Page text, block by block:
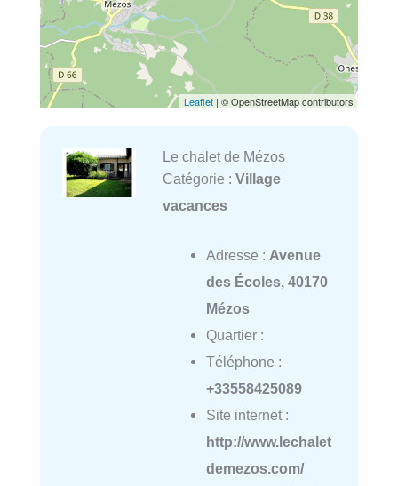
Leaflet | © OpenStreetMap contributors
Le chalet de Mézos
Catégorie : Village
vacances
Adresse : Avenue
des Écoles, 40170
Mézos
Quartier :
Téléphone :
+33558425089
Site internet :
http://www.lechalet
demezos.com/